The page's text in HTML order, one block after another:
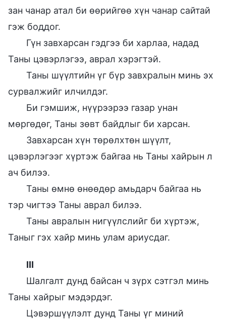
зан чанар атал би өөрийгөө хүн чанар сайтай
гэж боддог.
Гүн завхарсан гэдгээ би харлаа, надад
Таны цэвэрлэгээ, аврал хэрэгтэй.
Таны шүүлтийн үг бүр завхралын минь эх
сурвалжийг илчилдэг.
Би гэмшиж, нүүрээрээ газар унан
мөргөдөг, Таны зөвт байдлыг би харсан.
Завхарсан хүн төрөлхтөн шүүлт,
цэвэрлэгээг хүртэж байгаа нь Таны хайрын л
ач билээ.
Таны өмнө өнөөдөр амьдарч байгаа нь
тэр чигтээ Таны аврал билээ.
Таны авралын нигүүлслийг би хүртэж,
Таныг гэх хайр минь улам ариусдаг.
III
Шалгалт дунд байсан ч зүрх сэтгэл минь
Таны хайрыг мэдэрдэг.
Цэвэршүүлэлт дунд Таны үг миний